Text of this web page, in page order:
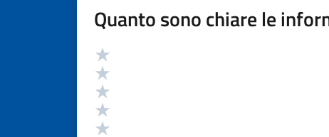
Quanto sono chiare le
Valutazione